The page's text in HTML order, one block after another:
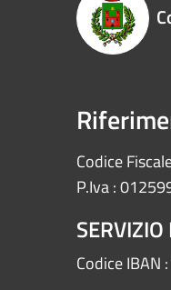
Codice
P.Iva :
Codice